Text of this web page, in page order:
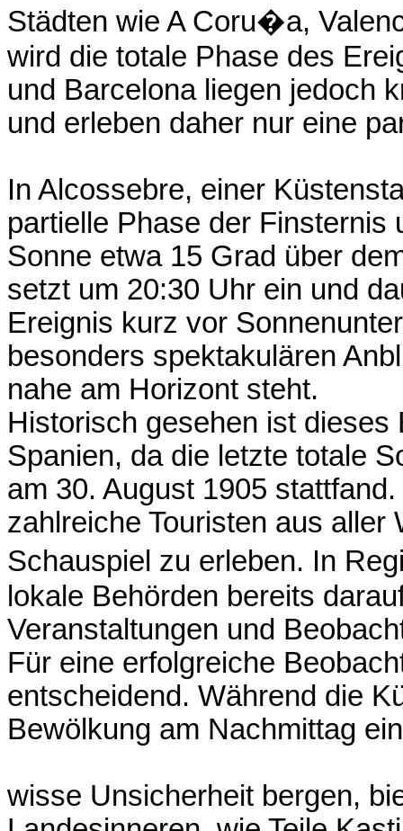
Städten wie A Coru�a,
wird die totale Phase des
und Barcelona liegen jedoch
und erleben daher nur eine
In Alcossebre, einer
partielle Phase der Finsternis
Sonne etwa 15 Grad über
setzt um 20:30 Uhr ein und
Ereignis kurz vor
besonders spektakulären
nahe am Horizont steht.
Historisch gesehen ist
Spanien, da die letzte totale
am 30. August 1905
zahlreiche Touristen aus
Schauspiel zu erleben. In
lokale Behörden bereits
Veranstaltungen und
Für eine erfolgreiche
entscheidend. Während die
Bewölkung am Nachmittag
wisse Unsicherheit bergen,